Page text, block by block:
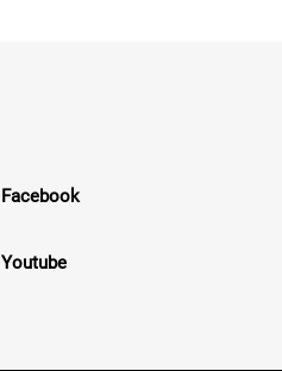
Facebook
Youtube